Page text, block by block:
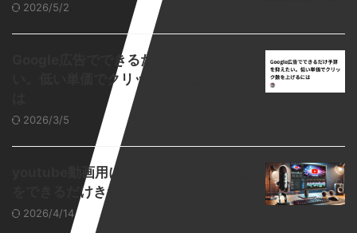
2026/5/2
Google広告でできるだけ予算を抑えた
い。低い単価でクリック数を上げるに
2026/3/5
youtube動画用にPCのキャプチャ動画
をできるだけきれいに撮りたい
2026/4/14